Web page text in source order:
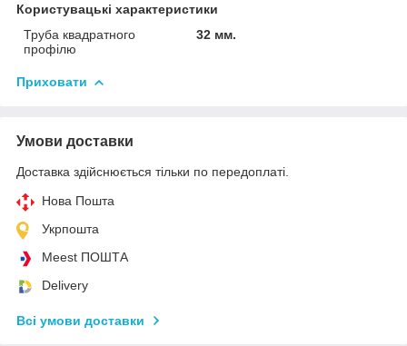
Користувацькі характеристики
Труба квадратного
профілю
32 мм.
Приховати
Умови доставки
Доставка здійснюється тільки по передоплаті.
Нова Пошта
Укрпошта
Meest ПОШТА
Delivery
Всі умови доставки